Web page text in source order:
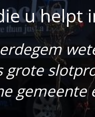
u helpt
grote
gemeente